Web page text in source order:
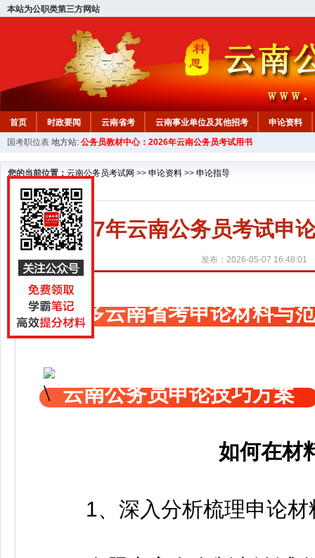
本站为公职类第三方网站
首页 时政要闻 云南省考 云南事业单位及其他招考
申论资料
国考职位表 地方站: 公务员教材中心：2026年云南公务员考试用书
您的当前位置： 云南公务员考试网 >> 申论资料 >> 申论指导
2027年云南公务员考试申
发布：2026-05-07 16:48:01
更多云南省考申论材料与
云南公务员申论技巧方案
如何在材
1、深入分析梳理申论材